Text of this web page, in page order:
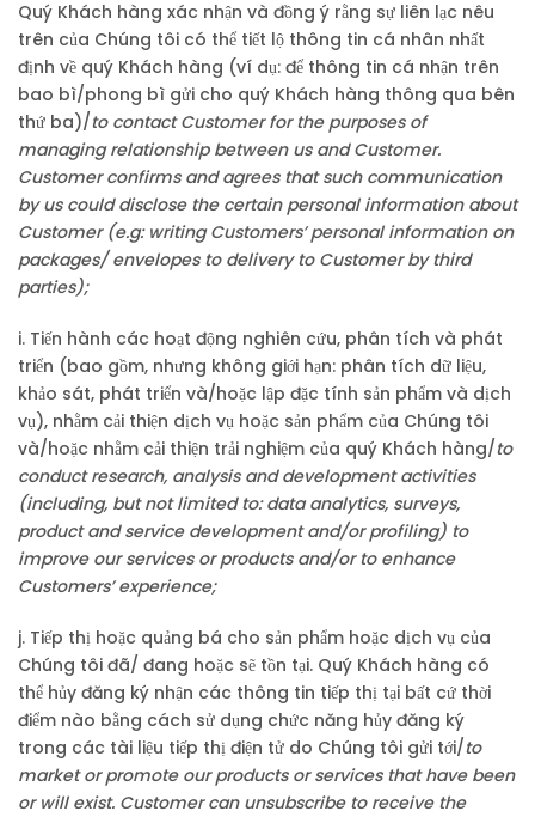
Quý Khách hàng xác nhận và đồng ý rằng sự liên lạc nêu
trên của Chúng tôi có thể tiết lộ thông tin cá nhân nhất
định về quý Khách hàng (ví dụ: để thông tin cá nhận trên
bao bì/phong bì gửi cho quý Khách hàng thông qua bên
thứ ba)/to contact Customer for the purposes of
managing relationship between us and Customer.
Customer confirms and agrees that such communication
by us could disclose the certain personal information about
Customer (e.g: writing Customers’ personal information on
packages/ envelopes to delivery to Customer by third
parties);
i. Tiến hành các hoạt động nghiên cứu, phân tích và phát
triển (bao gồm, nhưng không giới hạn: phân tích dữ liệu,
khảo sát, phát triển và/hoặc lập đặc tính sản phẩm và dịch
vụ), nhằm cải thiện dịch vụ hoặc sản phẩm của Chúng tôi
và/hoặc nhằm cải thiện trải nghiệm của quý Khách hàng/to
conduct research, analysis and development activities
(including, but not limited to: data analytics, surveys,
product and service development and/or profiling) to
improve our services or products and/or to enhance
Customers’ experience;
j. Tiếp thị hoặc quảng bá cho sản phẩm hoặc dịch vụ của
Chúng tôi đã/ đang hoặc sẽ tồn tại. Quý Khách hàng có
thể hủy đăng ký nhận các thông tin tiếp thị tại bất cứ thời
điểm nào bằng cách sử dụng chức năng hủy đăng ký
trong các tài liệu tiếp thị điện tử do Chúng tôi gửi tới/to
market or promote our products or services that have been
or will exist. Customer can unsubscribe to receive the